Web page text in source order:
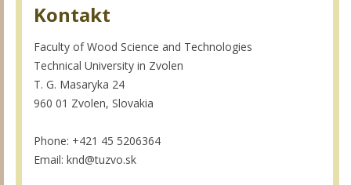
Kontakt
Faculty of Wood Science and Technologies
Technical University in Zvolen
T. G. Masaryka 24
960 01 Zvolen, Slovakia
Phone: +421 45 5206364
Email: knd@tuzvo.sk